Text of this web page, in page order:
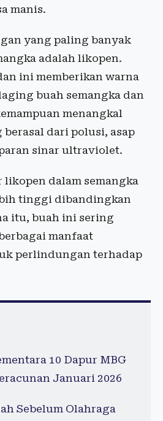
manis.
yang paling banyak
adalah likopen.
ini memberikan warna
buah semangka dan
menangkal
berasal dari polusi, asap
sinar ultraviolet.
likopen dalam semangka
tinggi dibandingkan
itu, buah ini sering
manfaat
perlindungan terhadap
10 Dapur MBG
Januari 2026
Sebelum Olahraga